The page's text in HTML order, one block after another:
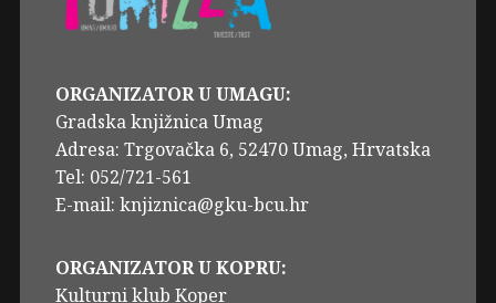
ORGANIZATOR U UMAGU:
Gradska knjižnica Umag
Adresa: Trgovačka 6, 52470 Umag, Hrvatska
Tel: 052/721-561
E-mail: knjiznica@gku-bcu.hr
ORGANIZATOR U KOPRU:
Kulturni klub Koper